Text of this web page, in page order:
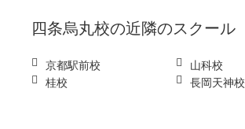
四条烏丸校の近隣のスクール
京都駅前校
山科校
桂校
長岡天神校